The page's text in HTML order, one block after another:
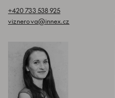
+420 733 538 925
viznerova@innex.cz